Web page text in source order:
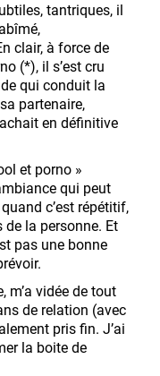
tantriques, il
clair, à force de
(*), il s’est cru
qui conduit la
partenaire,
en définitive
et porno »
qui peut
c’est répétitif,
la personne. Et
pas une bonne
m’a vidée de tout
de relation (avec
pris fin. J’ai
la boite de